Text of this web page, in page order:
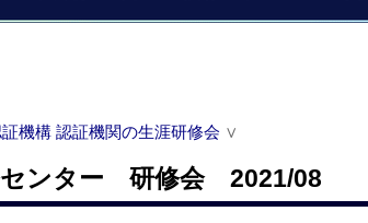
機構 認証機関の生涯研修会 ∨
センター 研修会 2021/08